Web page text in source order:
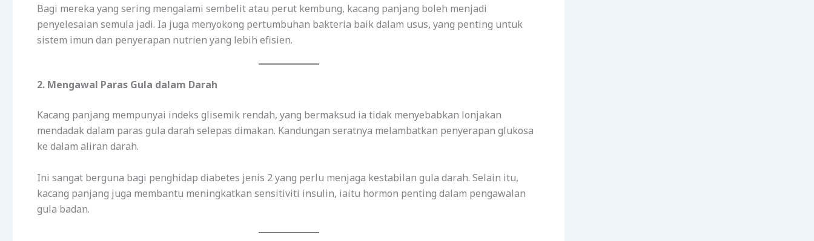
Bagi mereka yang sering mengalami sembelit atau perut kembung, kacang panjang boleh menjadi
penyelesaian semula jadi. Ia juga menyokong pertumbuhan bakteria baik dalam usus, yang penting untuk
sistem imun dan penyerapan nutrien yang lebih efisien.
2. Mengawal Paras Gula dalam Darah
Kacang panjang mempunyai indeks glisemik rendah, yang bermaksud ia tidak menyebabkan lonjakan
mendadak dalam paras gula darah selepas dimakan. Kandungan seratnya melambatkan penyerapan glukosa
ke dalam aliran darah.
Ini sangat berguna bagi penghidap diabetes jenis 2 yang perlu menjaga kestabilan gula darah. Selain itu,
kacang panjang juga membantu meningkatkan sensitiviti insulin, iaitu hormon penting dalam pengawalan
gula badan.